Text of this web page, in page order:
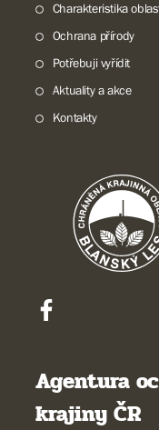
Charakteristika
Ochrana přírody
Potřebuji vyřídit
Aktuality a akce
Kontakty
Agentura
krajiny ČR